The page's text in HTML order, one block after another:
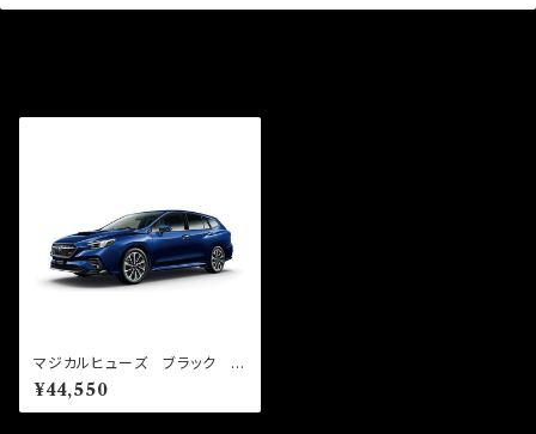
マジカルヒューズ ブラック ス
タートキット レヴォーグ VN
H 2400cc MFSB159 27
個
¥44,550